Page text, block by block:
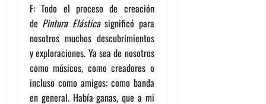
F: Todo el proceso de creación
de Pintura Elásticasignificó para
nosotros muchos descubrimientos
y exploraciones. Ya sea de nosotros
como músicos, como creadores o
incluso como amigos; como banda
en general. Había ganas, que a mi